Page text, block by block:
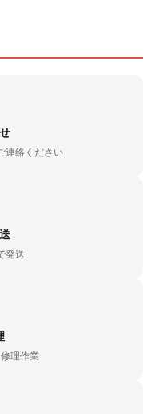
連絡ください
発送
理作業